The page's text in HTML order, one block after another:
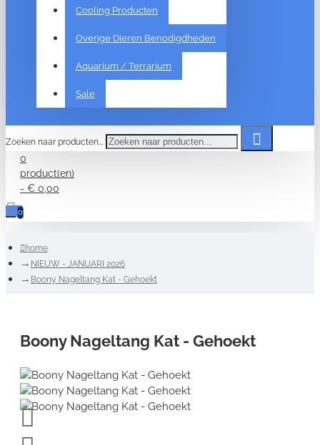
Cooling Producten
Overige Dieren Benodigdheden
Aquarium / Terrarium
Sale
Zoeken naar producten...
0
product(en)
- € 0,00
0
home
NIEUW - JANUARI 2026
Boony Nageltang Kat - Gehoekt
Boony Nageltang Kat - Gehoekt